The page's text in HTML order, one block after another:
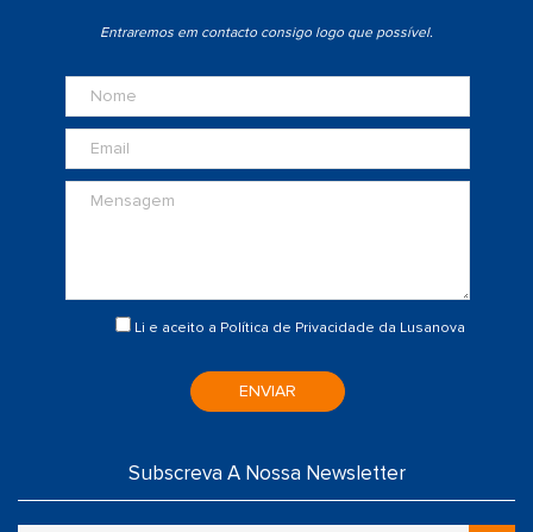
Entraremos em contacto consigo logo que possível.
Li e aceito a Política de Privacidade da Lusanova
ENVIAR
Subscreva A Nossa Newsletter